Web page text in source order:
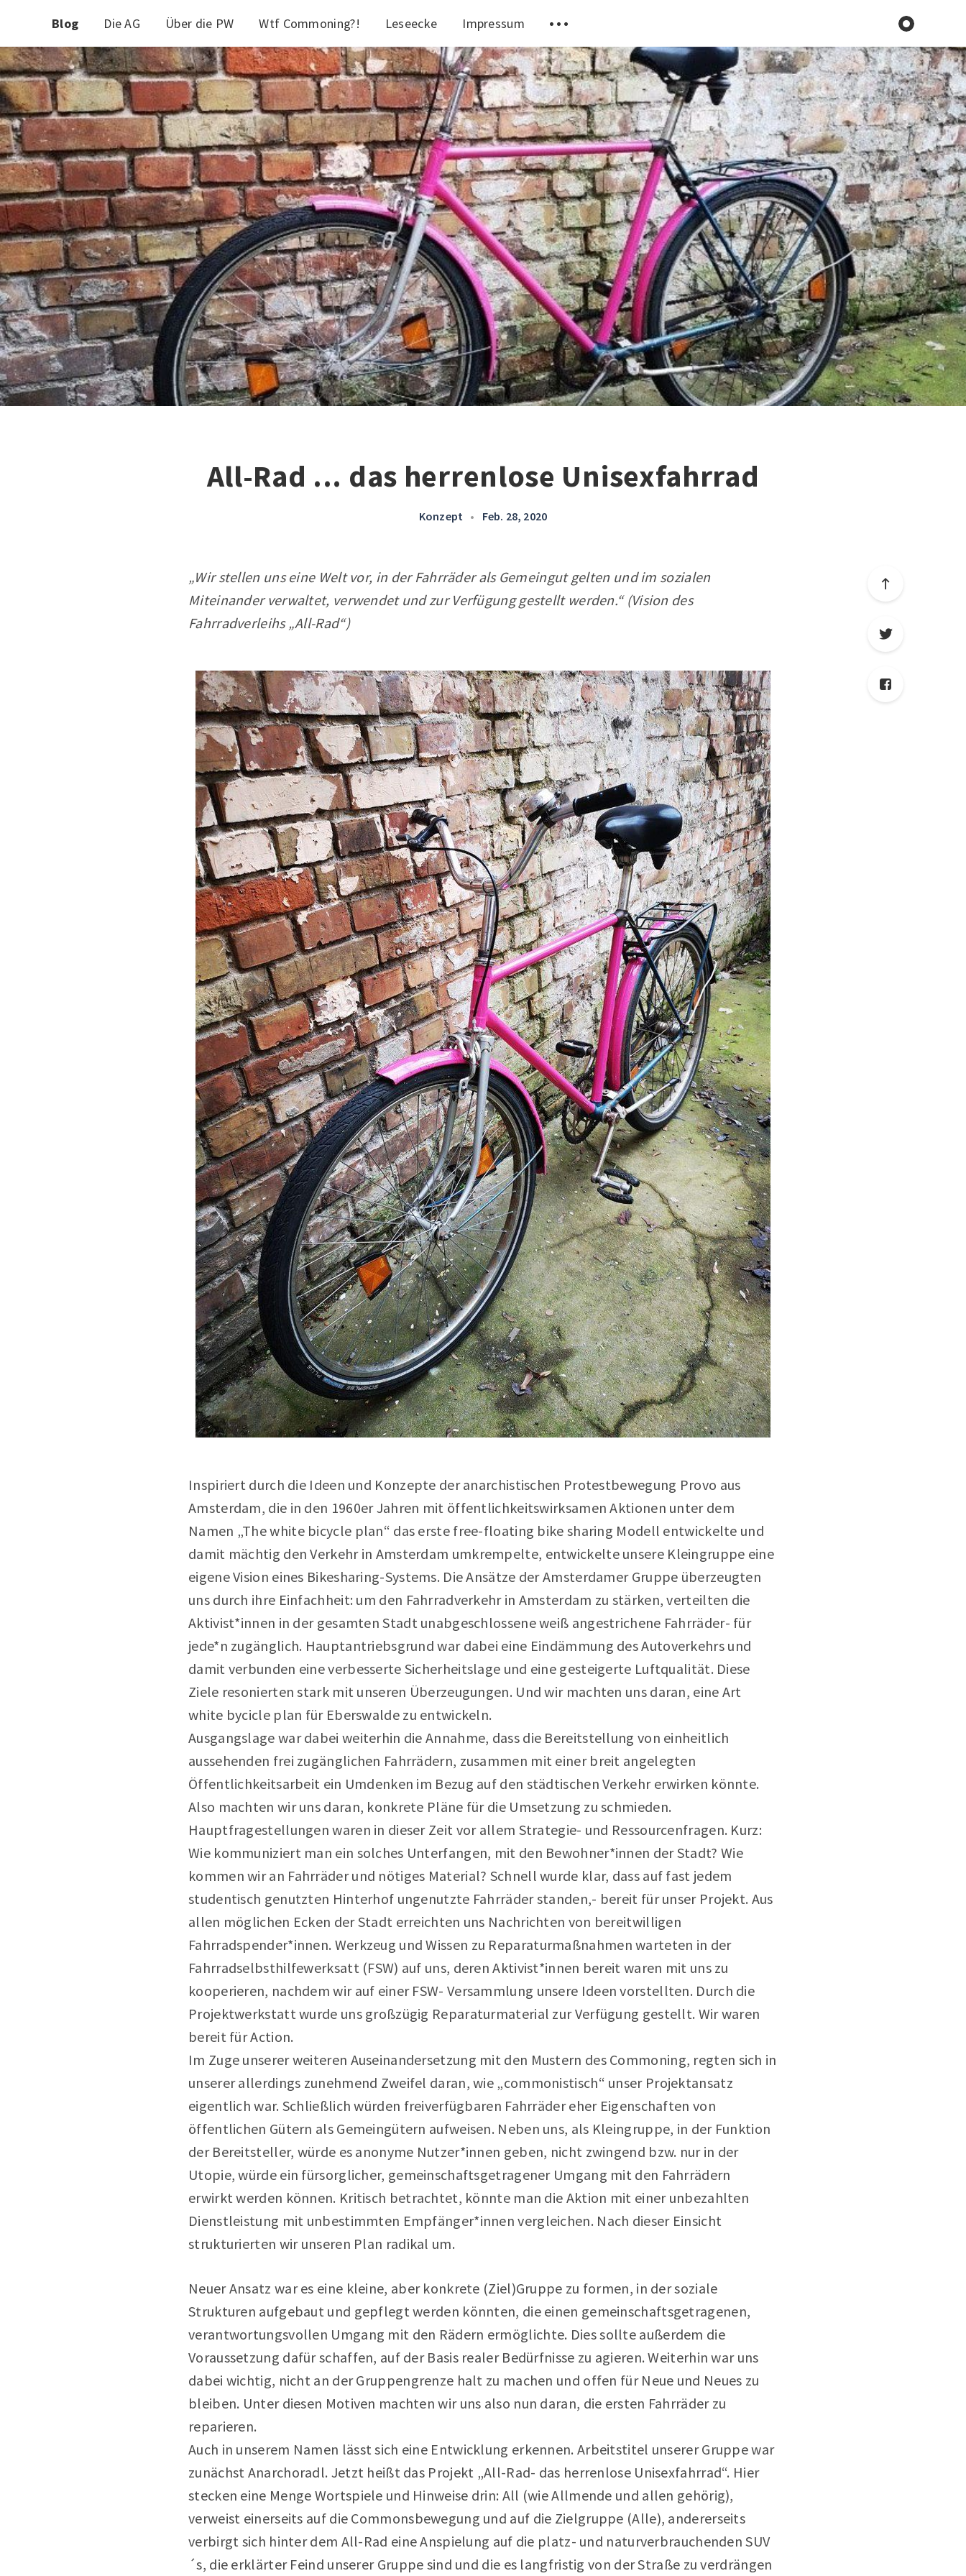
Blog Die AG Über die PW Wtf Commoning?! Leseecke Impressum
All-Rad ... das herrenlose Unisexfahrrad
Konzept • Feb. 28, 2020
„Wir stellen uns eine Welt vor, in der Fahrräder als Gemeingut gelten und im sozialen
Miteinander verwaltet, verwendet und zur Verfügung gestellt werden.“ (Vision des
Fahrradverleihs „All-Rad“)
Inspiriert durch die Ideen und Konzepte der anarchistischen Protestbewegung Provo aus
Amsterdam, die in den 1960er Jahren mit öffentlichkeitswirksamen Aktionen unter dem
Namen „The white bicycle plan“ das erste free-floating bike sharing Modell entwickelte und
damit mächtig den Verkehr in Amsterdam umkrempelte, entwickelte unsere Kleingruppe eine
eigene Vision eines Bikesharing-Systems. Die Ansätze der Amsterdamer Gruppe überzeugten
uns durch ihre Einfachheit: um den Fahrradverkehr in Amsterdam zu stärken, verteilten die
Aktivist*innen in der gesamten Stadt unabgeschlossene weiß angestrichene Fahrräder- für
jede*n zugänglich. Hauptantriebsgrund war dabei eine Eindämmung des Autoverkehrs und
damit verbunden eine verbesserte Sicherheitslage und eine gesteigerte Luftqualität. Diese
Ziele resonierten stark mit unseren Überzeugungen. Und wir machten uns daran, eine Art
white bycicle plan für Eberswalde zu entwickeln.
Ausgangslage war dabei weiterhin die Annahme, dass die Bereitstellung von einheitlich
aussehenden frei zugänglichen Fahrrädern, zusammen mit einer breit angelegten
Öffentlichkeitsarbeit ein Umdenken im Bezug auf den städtischen Verkehr erwirken könnte.
Also machten wir uns daran, konkrete Pläne für die Umsetzung zu schmieden.
Hauptfragestellungen waren in dieser Zeit vor allem Strategie- und Ressourcenfragen. Kurz:
Wie kommuniziert man ein solches Unterfangen, mit den Bewohner*innen der Stadt? Wie
kommen wir an Fahrräder und nötiges Material? Schnell wurde klar, dass auf fast jedem
studentisch genutzten Hinterhof ungenutzte Fahrräder standen,- bereit für unser Projekt. Aus
allen möglichen Ecken der Stadt erreichten uns Nachrichten von bereitwilligen
Fahrradspender*innen. Werkzeug und Wissen zu Reparaturmaßnahmen warteten in der
Fahrradselbsthilfewerksatt (FSW) auf uns, deren Aktivist*innen bereit waren mit uns zu
kooperieren, nachdem wir auf einer FSW- Versammlung unsere Ideen vorstellten. Durch die
Projektwerkstatt wurde uns großzügig Reparaturmaterial zur Verfügung gestellt. Wir waren
bereit für Action.
Im Zuge unserer weiteren Auseinandersetzung mit den Mustern des Commoning, regten sich in
unserer allerdings zunehmend Zweifel daran, wie „commonistisch“ unser Projektansatz
eigentlich war. Schließlich würden freiverfügbaren Fahrräder eher Eigenschaften von
öffentlichen Gütern als Gemeingütern aufweisen. Neben uns, als Kleingruppe, in der Funktion
der Bereitsteller, würde es anonyme Nutzer*innen geben, nicht zwingend bzw. nur in der
Utopie, würde ein fürsorglicher, gemeinschaftsgetragener Umgang mit den Fahrrädern
erwirkt werden können. Kritisch betrachtet, könnte man die Aktion mit einer unbezahlten
Dienstleistung mit unbestimmten Empfänger*innen vergleichen. Nach dieser Einsicht
strukturierten wir unseren Plan radikal um.
Neuer Ansatz war es eine kleine, aber konkrete (Ziel)Gruppe zu formen, in der soziale
Strukturen aufgebaut und gepflegt werden könnten, die einen gemeinschaftsgetragenen,
verantwortungsvollen Umgang mit den Rädern ermöglichte. Dies sollte außerdem die
Voraussetzung dafür schaffen, auf der Basis realer Bedürfnisse zu agieren. Weiterhin war uns
dabei wichtig, nicht an der Gruppengrenze halt zu machen und offen für Neue und Neues zu
bleiben. Unter diesen Motiven machten wir uns also nun daran, die ersten Fahrräder zu
reparieren.
Auch in unserem Namen lässt sich eine Entwicklung erkennen. Arbeitstitel unserer Gruppe war
zunächst Anarchoradl. Jetzt heißt das Projekt „All-Rad- das herrenlose Unisexfahrrad“. Hier
stecken eine Menge Wortspiele und Hinweise drin: All (wie Allmende und allen gehörig),
verweist einerseits auf die Commonsbewegung und auf die Zielgruppe (Alle), andererseits
verbirgt sich hinter dem All-Rad eine Anspielung auf die platz- und naturverbrauchenden SUV
´s, die erklärter Feind unserer Gruppe sind und die es langfristig von der Straße zu verdrängen